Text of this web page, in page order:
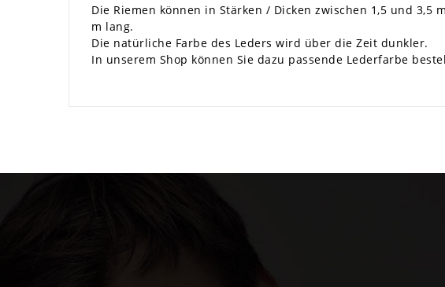
Die Riemen können in Stärken / Dicken zwischen 1,5 und
m lang.
Die natürliche Farbe des Leders wird über die Zeit dunkler.
In unserem Shop können Sie dazu passende Lederfarbe